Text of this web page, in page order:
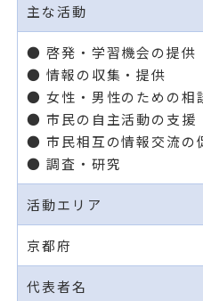
主な活動
● 啓発・学習機会の提供
● 情報の収集・提供
● 女性・男性のための相
● 市民の自主活動の支援
● 市民相互の情報交流の
● 調査・研究
活動エリア
京都府
代表者名